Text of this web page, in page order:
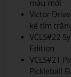
màu mới
Victor
kế tím
VCLS#22
Edition
VCLS#21
Pickleball